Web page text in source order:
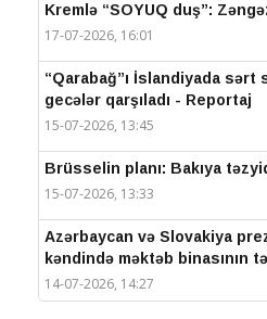
Kremlə “SOYUQ duş”:
17-07-2026, 16:01
“Qarabağ”ı İslandiyada sərt
gecələr qarşıladı - Reportaj
15-07-2026, 13:45
Brüsselin planı: Bakıya
15-07-2026, 13:33
Azərbaycan və Slovakiya
kəndində məktəb binasının
14-07-2026, 14:27